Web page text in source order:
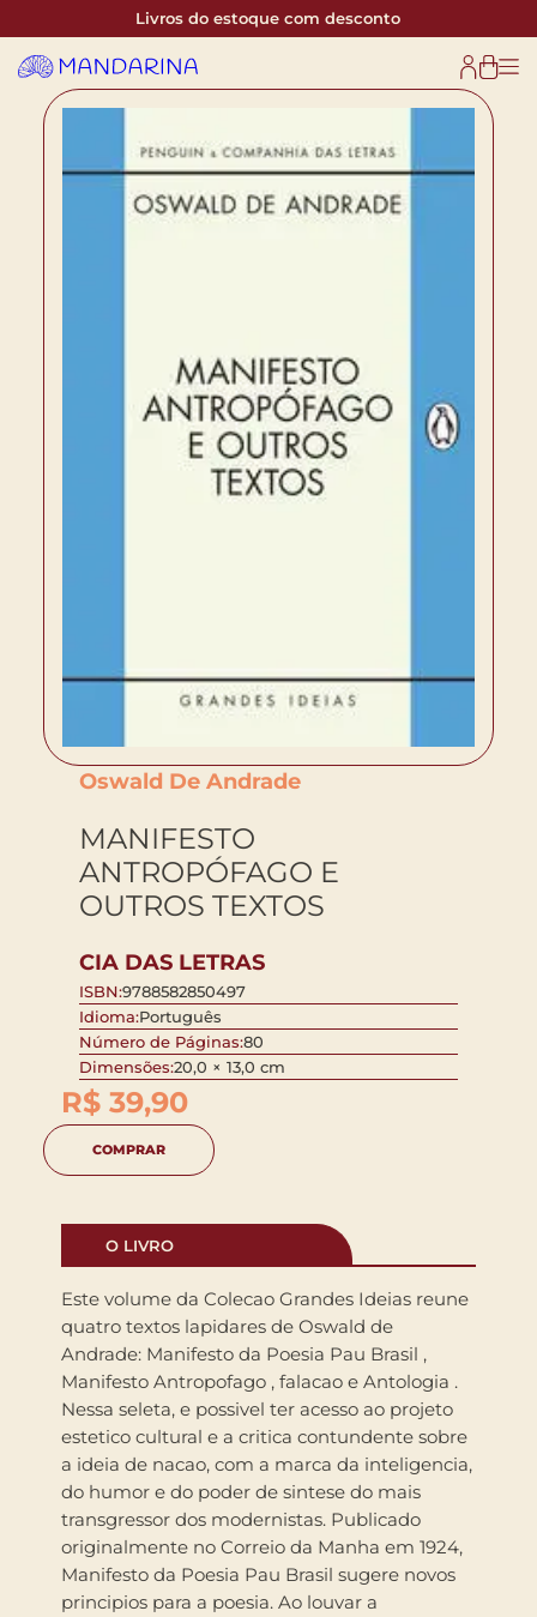
Livros do estoque com desconto
Oswald De Andrade
MANIFESTO
ANTROPÓFAGO E
OUTROS TEXTOS
CIA DAS LETRAS
ISBN:9788582850497
Idioma:Português
Número de Páginas:80
Dimensões:20,0 × 13,0 cm
R$ 39,90
COMPRAR
O LIVRO
Este volume da Colecao Grandes Ideias reune
quatro textos lapidares de Oswald de
Andrade: Manifesto da Poesia Pau Brasil ,
Manifesto Antropofago , falacao e Antologia .
Nessa seleta, e possivel ter acesso ao projeto
estetico cultural e a critica contundente sobre
a ideia de nacao, com a marca da inteligencia,
do humor e do poder de sintese do mais
transgressor dos modernistas. Publicado
originalmente no Correio da Manha em 1924,
Manifesto da Poesia Pau Brasil sugere novos
principios para a poesia. Ao louvar a